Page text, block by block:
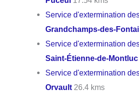
Service d'extermination
Grandchamps-des-
Service d'extermination
Saint-Étienne-de-Montluc
Service d'extermination
Orvault 26.4 kms